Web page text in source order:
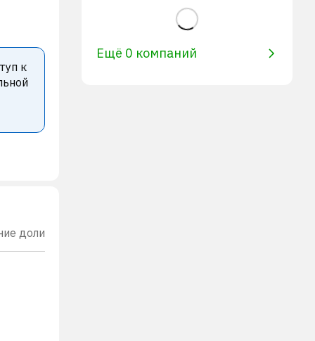
к
доли
Ещё 0 компаний